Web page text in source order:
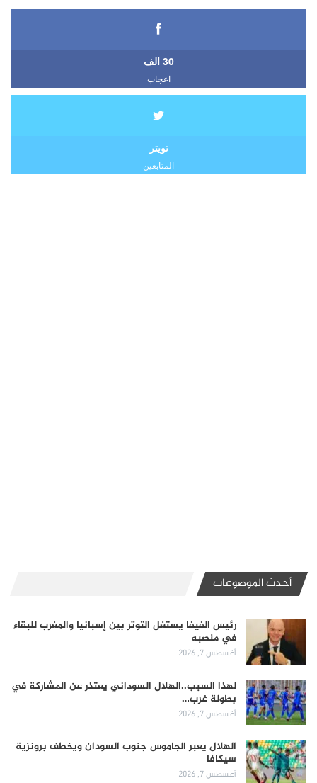
30 الف
اعجاب
تويتر
المتابعين
أحدث الموضوعات
رئيس الفيفا يستغل التوتر بين إسبانيا والمغرب للبقاء
في منصبه
أغسطس 7, 2026
لهذا السبب..الهلال السوداني يعتذر عن المشاركة في
بطولة غرب…
أغسطس 7, 2026
الهلال يعبر الجاموس جنوب السودان ويخطف برونزية
سيكافا
أغسطس 7, 2026